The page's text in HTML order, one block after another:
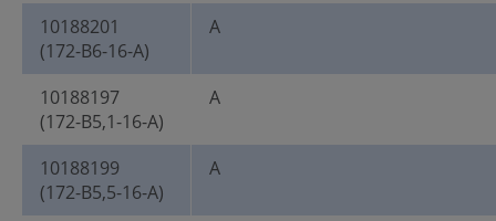
10188201
(172-B6-16-A)
A
10188197
(172-B5,1-16-A)
A
10188199
(172-B5,5-16-A)
A